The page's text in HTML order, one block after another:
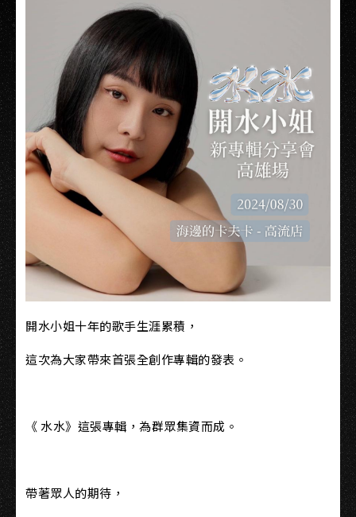
開水小姐十年的歌手生涯累積，
這次為大家帶來首張全創作專輯的發表。
《 水水》這張專輯，為群眾集資而成。
帶著眾人的期待，